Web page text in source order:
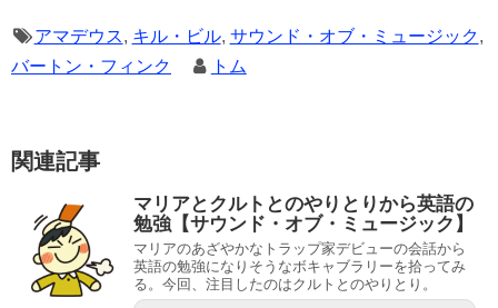
アマデウス, キル・ビル, サウンド・オブ・ミュージック,
バートン・フィンク
トム
関連記事
マリアとクルトとのやりとりから英語の
勉強【サウンド・オブ・ミュージック】
マリアのあざやかなトラップ家デビューの会話から
英語の勉強になりそうなボキャブラリーを拾ってみ
る。今回、注目したのはクルトとのやりとり。